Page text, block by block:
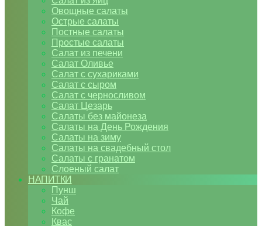
Овощные салаты
Острые салаты
Постные салаты
Простые салаты
Салат из печени
Салат Оливье
Салат с сухариками
Салат с сыром
Салат с черносливом
Салат Цезарь
Салаты без майонеза
Салаты на День Рождения
Салаты на зиму
Салаты на свадебный стол
Салаты с гранатом
Слоеный салат
НАПИТКИ
Пунш
Чай
Кофе
Квас